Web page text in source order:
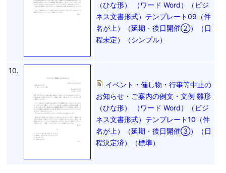
（ひな形） （ワード Word）（ビジ
ネス文書形式）テンプレート09（件
名が上）（延期・後日開催②）（日
程未定）（シンプル）
10.
イベント・催し物・行事等中止の
お知らせ・ご案内の例文・文例 雛形
（ひな形） （ワード Word）（ビジ
ネス文書形式）テンプレート10（件
名が上）（延期・後日開催③）（日
程決定済）（標準）